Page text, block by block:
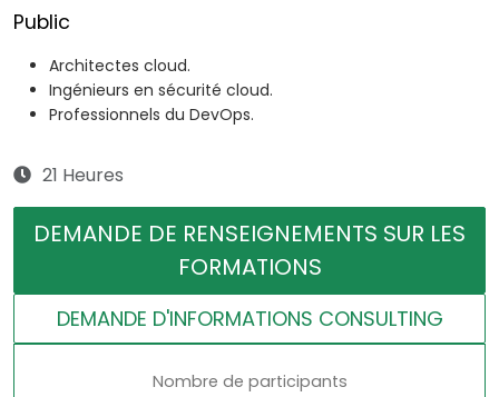
Public
Architectes cloud.
Ingénieurs en sécurité cloud.
Professionnels du DevOps.
21 Heures
DEMANDE DE RENSEIGNEMENTS SUR LES
FORMATIONS
DEMANDE D'INFORMATIONS CONSULTING
Nombre de participants